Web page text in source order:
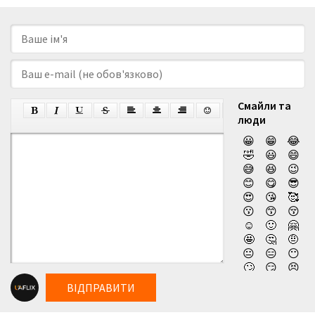
Смайли та
люди
😀
😁
😂
🤣
😃
😄
😅
😆
😉
😊
😋
😎
😍
😘
🥰
😗
😙
😚
☺️
🙂
🤗
🤩
🤔
🤨
😐
😑
😶
🙄
😏
😣
ВІДПРАВИТИ